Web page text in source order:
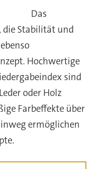
Das
die Stabilität und
Hochwertige
sind
oder Holz
Farbeffekte über
ermöglichen